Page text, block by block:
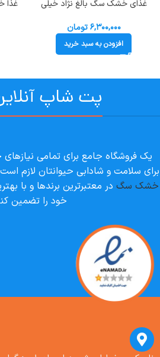
غذای خشک سگ بالغ نژاد خیلی
(تا وزن 4 کیلوگرم) Royal Canin X-
Small Adult
۶,۳۰۰,۰۰۰ تومان
افزودن به سبد خرید
غذا
پت شاپ
یک فروشگاه جامع برای تمامی
برای سلامت و شادابی حیوانتان لازم
خشک سگ در معتبرترین برندها و با
خود را تضمین